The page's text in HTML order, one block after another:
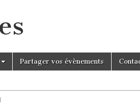
Partager vos évènements